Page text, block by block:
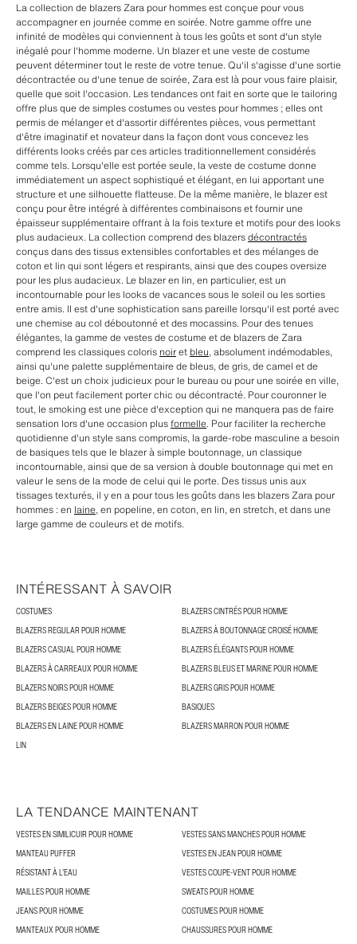
La collection de blazers Zara pour hommes est conçue pour vous
accompagner en journée comme en soirée. Notre gamme offre une
infinité de modèles qui conviennent à tous les goûts et sont d'un style
inégalé pour l'homme moderne. Un blazer et une veste de costume
peuvent déterminer tout le reste de votre tenue. Qu'il s'agisse d'une sortie
décontractée ou d'une tenue de soirée, Zara est là pour vous faire plaisir,
quelle que soit l'occasion. Les tendances ont fait en sorte que le tailoring
offre plus que de simples costumes ou vestes pour hommes ; elles ont
permis de mélanger et d'assortir différentes pièces, vous permettant
d'être imaginatif et novateur dans la façon dont vous concevez les
différents looks créés par ces articles traditionnellement considérés
comme tels. Lorsqu'elle est portée seule, la veste de costume donne
immédiatement un aspect sophistiqué et élégant, en lui apportant une
structure et une silhouette flatteuse. De la même manière, le blazer est
conçu pour être intégré à différentes combinaisons et fournir une
épaisseur supplémentaire offrant à la fois texture et motifs pour des looks
plus audacieux. La collection comprend des blazersdécontractés
conçus dans des tissus extensibles confortables et des mélanges de
coton et lin qui sont légers et respirants, ainsi que des coupes oversize
pour les plus audacieux. Le blazer en lin, en particulier, est un
incontournable pour les looks de vacances sous le soleil ou les sorties
entre amis. Il est d'une sophistication sans pareille lorsqu'il est porté avec
une chemise au col déboutonné et des mocassins. Pour des tenues
élégantes, la gamme de vestes de costume et de blazers de Zara
comprend les classiques coloris noiret bleu, absolument indémodables,
ainsi qu'une palette supplémentaire de bleus, de gris, de camel et de
beige. C'est un choix judicieux pour le bureau ou pour une soirée en ville,
que l'on peut facilement porter chic ou décontracté. Pour couronner le
tout, le smoking est une pièce d'exception qui ne manquera pas de faire
sensation lors d'une occasion plusformelle. Pour faciliter la recherche
quotidienne d'un style sans compromis, la garde-robe masculine a besoin
de basiques tels que le blazer à simple boutonnage, un classique
incontournable, ainsi que de sa version à double boutonnage qui met en
valeur le sens de la mode de celui qui le porte. Des tissus unis aux
tissages texturés, il y en a pour tous les goûts dans les blazers Zara pour
hommes : en laine, en popeline, en coton, en lin, en stretch, et dans une
large gamme de couleurs et de motifs.
INTÉRESSANT À SAVOIR
COSTUMES
BLAZERS CINTRÉS POUR HOMME
BLAZERS REGULAR POUR HOMME
BLAZERS À BOUTONNAGE CROISÉ HOMME
BLAZERS CASUAL POUR HOMME
BLAZERS ÉLÉGANTS POUR HOMME
BLAZERS À CARREAUX POUR HOMME
BLAZERS BLEUS ET MARINE POUR HOMME
BLAZERS NOIRS POUR HOMME
BLAZERS GRIS POUR HOMME
BLAZERS BEIGES POUR HOMME
BASIQUES
BLAZERS EN LAINE POUR HOMME
BLAZERS MARRON POUR HOMME
LIN
LA TENDANCE MAINTENANT
VESTES EN SIMILICUIR POUR HOMME
VESTES SANS MANCHES POUR HOMME
MANTEAU PUFFER
VESTES EN JEAN POUR HOMME
RÉSISTANT À L’EAU
VESTES COUPE-VENT POUR HOMME
MAILLES POUR HOMME
SWEATS POUR HOMME
JEANS POUR HOMME
COSTUMES POUR HOMME
MANTEAUX POUR HOMME
CHAUSSURES POUR HOMME